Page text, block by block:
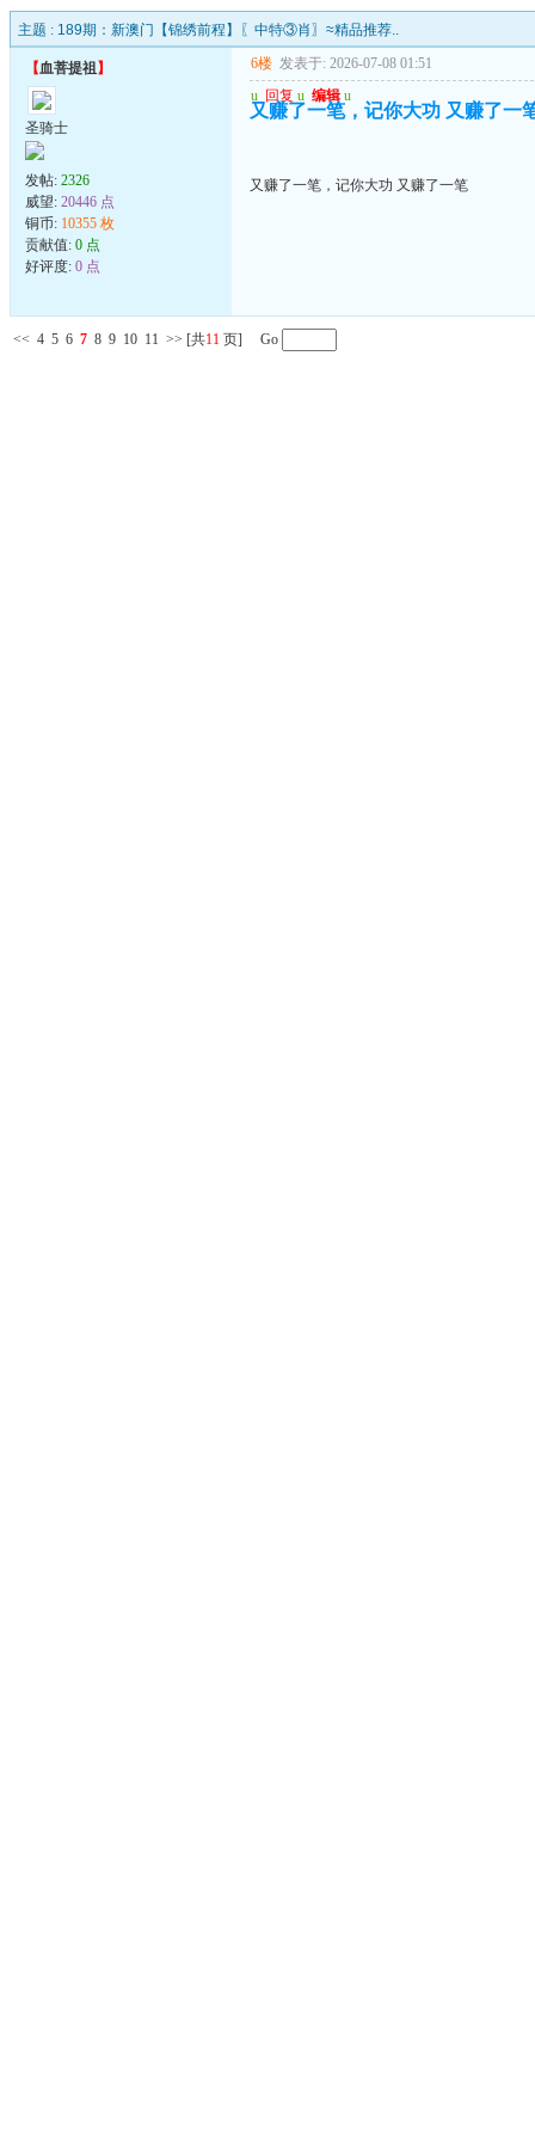
主题 : 189期：新澳门【锦绣前程】〖中特③肖〗≈精品推荐..
【血菩提祖 】
圣骑士
发帖: 2326
威望: 20446 点
铜币: 10355 枚
贡献值: 0 点
好评度: 0 点
6楼 发表于: 2026-07-08 01:51
u 回复 u 编辑 u
又赚了一笔，记你大功 又赚了一
又赚了一笔，记你大功 又赚了一笔
<< 4 5 6 7 8 9 10 11 >> [共11 页] Go